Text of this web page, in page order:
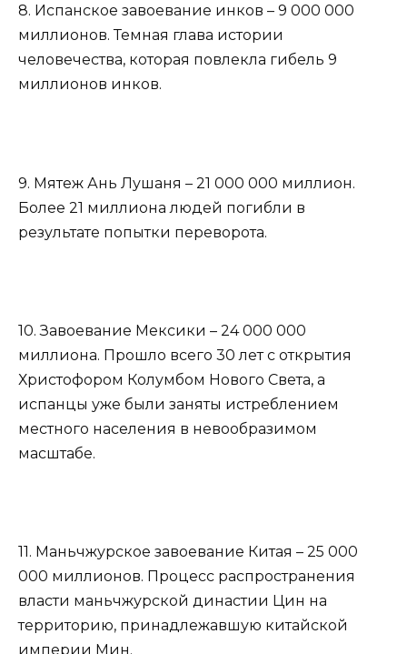
8. Испанское завоевание инков – 9 000 000
миллионов. Темная глава истории
человечества, которая повлекла гибель 9
миллионов инков.
9. Мятеж Ань Лушаня – 21 000 000 миллион.
Более 21 миллиона людей погибли в
результате попытки переворота.
10. Завоевание Мексики – 24 000 000
миллиона. Прошло всего 30 лет с открытия
Христофором Колумбом Нового Света, а
испанцы уже были заняты истреблением
местного населения в невообразимом
масштабе.
11. Маньчжурское завоевание Китая – 25 000
000 миллионов. Процесс распространения
власти маньчжурской династии Цин на
территорию, принадлежавшую китайской
империи Мин.